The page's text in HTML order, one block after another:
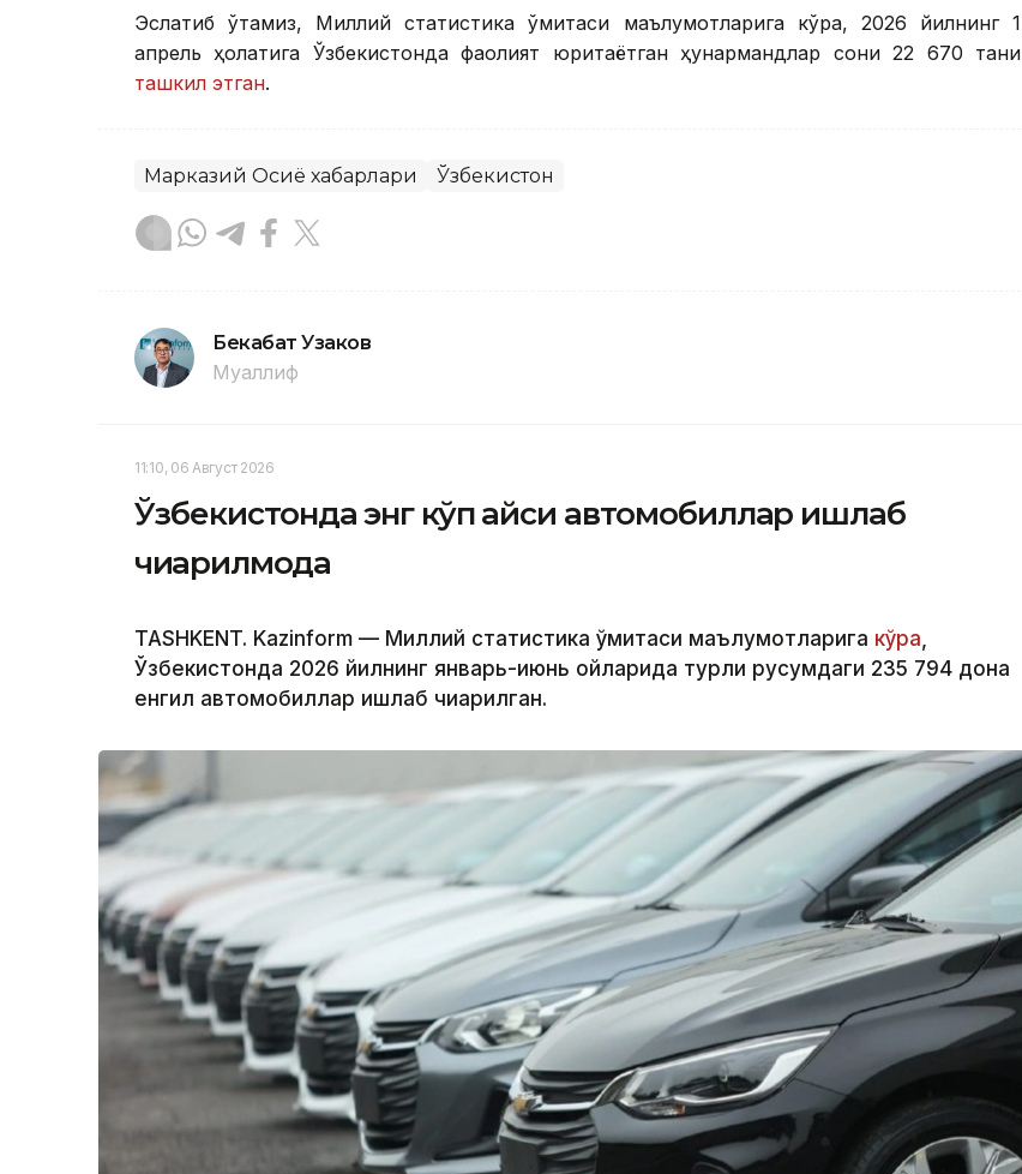
Эслатиб ўтамиз, Миллий статистика қўмитаси маълумотларига кўра, 2026 йилнинг 1
апрель ҳолатига Ўзбекистонда фаолият юритаётган ҳунармандлар сони 22 670 тани
ташкил этган.
Марказий Осиё хабарлари Ўзбекистон
Бекабат Узаков
Муаллиф
11:10, 06 Август 2026
Ўзбекистонда энг кўп қайси автомобиллар ишлаб
чиқарилмоқда
TASHKENT. Kazinform — Миллий статистика қўмитаси маълумотларига кўра,
Ўзбекистонда 2026 йилнинг январь-июнь ойларида турли русумдаги 235 794 дона
енгил автомобиллар ишлаб чиқарилган.